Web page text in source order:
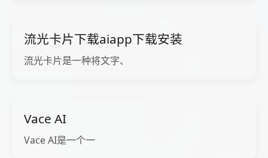
流光卡片下载aiapp下载安装
流光卡片是一种将文字、
Vace AI
Vace AI是一个一